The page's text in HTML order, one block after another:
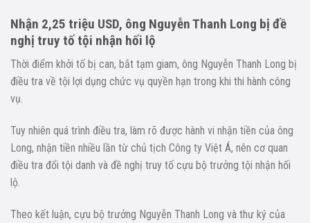
Nhận 2,25 triệu USD, ông Nguyễn Thanh Long bị đề
nghị truy tố tội nhận hối lộ
Thời điểm khởi tố bị can, bắt tạm giam, ông Nguyễn Thanh Long bị
điều tra về tội lợi dụng chức vụ quyền hạn trong khi thi hành công
vụ.
Tuy nhiên quá trình điều tra, làm rõ được hành vi nhận tiền của ông
Long, nhận tiền nhiều lần từ chủ tịch Công ty Việt Á, nên cơ quan
điều tra đổi tội danh và đề nghị truy tố cựu bộ trưởng tội nhận hối
lộ.
Theo kết luận, cựu bộ trưởng Nguyễn Thanh Long và thư ký của